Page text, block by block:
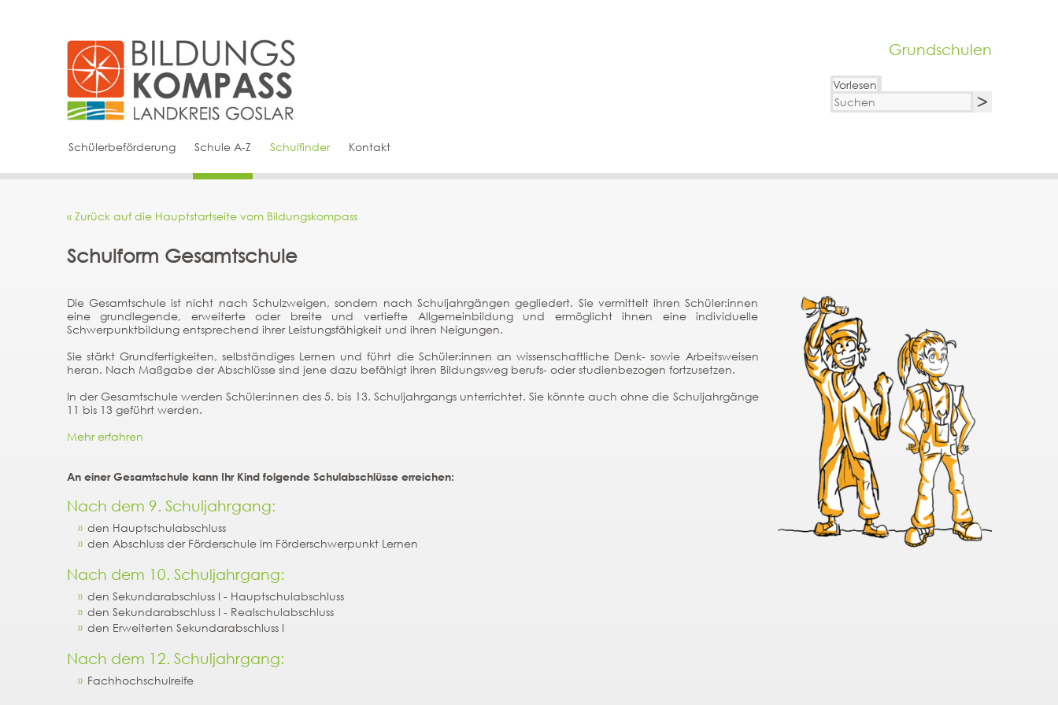
Grundschulen
Vorlesen
Schülerbeförderung Schule A-Z Schulfinder Kontakt
« Zurück auf die Hauptstartseite vom Bildungskompass
Schulform Gesamtschule
Die Gesamtschule ist nicht nach Schulzweigen, sondern nach Schuljahrgängen gegliedert. Sie vermittelt ihren Schüler:innen
eine grundlegende, erweiterte oder breite und vertiefte Allgemeinbildung und ermöglicht ihnen eine individuelle
Schwerpunktbildung entsprechend ihrer Leistungsfähigkeit und ihren Neigungen.
Sie stärkt Grundfertigkeiten, selbständiges Lernen und führt die Schüler:innen an wissenschaftliche Denk- sowie Arbeitsweisen
heran. Nach Maßgabe der Abschlüsse sind jene dazu befähigt ihren Bildungsweg berufs- oder studienbezogen fortzusetzen.
In der Gesamtschule werden Schüler:innen des 5. bis 13. Schuljahrgangs unterrichtet. Sie könnte auch ohne die Schuljahrgänge
11 bis 13 geführt werden.
Mehr erfahren
An einer Gesamtschule kann Ihr Kind folgende Schulabschlüsse erreichen:
Nach dem 9. Schuljahrgang:
den Hauptschulabschluss
den Abschluss der Förderschule im Förderschwerpunkt Lernen
Nach dem 10. Schuljahrgang:
den Sekundarabschluss I - Hauptschulabschluss
den Sekundarabschluss I - Realschulabschluss
den Erweiterten Sekundarabschluss I
Nach dem 12. Schuljahrgang:
Fachhochschulreife